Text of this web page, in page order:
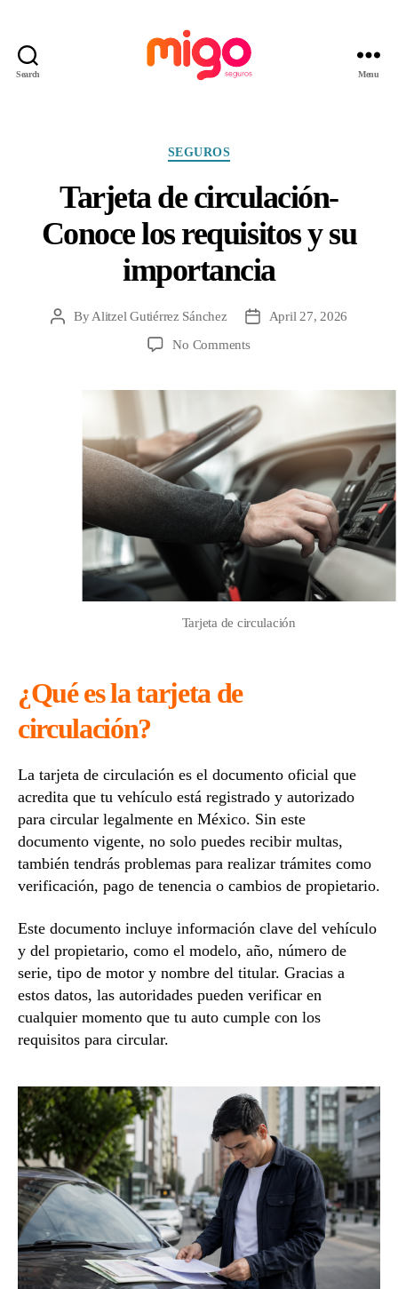
Search Menu
Categories
SEGUROS
Tarjeta de circulación-
Conoce los requisitos y su
importancia
PostByAlitzel Gutiérrez Sánchez
PostApril 27, 2026
No Commentson
circulación-
Conoce
requisitos
y
su
importancia
Tarjeta de circulación
¿Qué es la tarjeta de
circulación?
La tarjeta de circulación es el documento oficial que
acredita que tu vehículo está registrado y autorizado
para circular legalmente en México. Sin este
documento vigente, no solo puedes recibir multas,
también tendrás problemas para realizar trámites como
verificación, pago de tenencia o cambios de propietario.
Este documento incluye información clave del vehículo
y del propietario, como el modelo, año, número de
serie, tipo de motor y nombre del titular. Gracias a
estos datos, las autoridades pueden verificar en
cualquier momento que tu auto cumple con los
requisitos para circular.